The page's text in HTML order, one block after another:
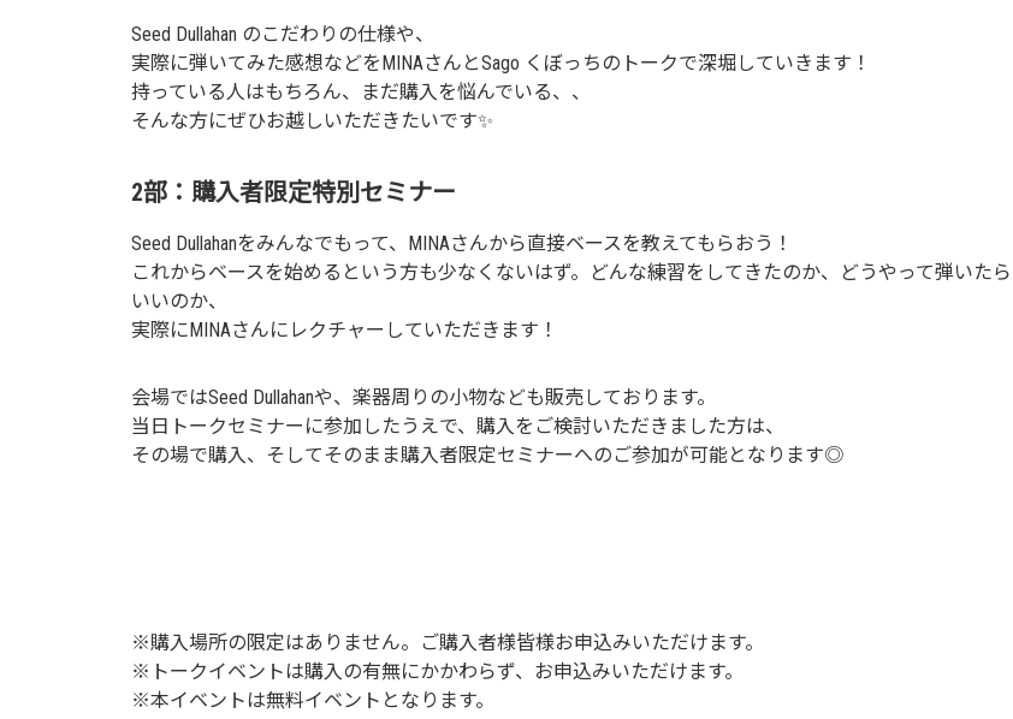
Seed Dullahan のこだわりの仕様や、
実際に弾いてみた感想などをMINAさんとSago くぼっちのトークで深堀していきます！
持っている人はもちろん、まだ購入を悩んでいる、、
そんな方にぜひお越しいただきたいです✨
2部：購入者限定特別セミナー
Seed Dullahanをみんなでもって、MINAさんから直接ベースを教えてもらおう！
これからベースを始めるという方も少なくないはず。どんな練習をしてきたのか、どうやって弾いたら
いいのか、
実際にMINAさんにレクチャーしていただきます！
会場ではSeed Dullahanや、楽器周りの小物なども販売しております。
当日トークセミナーに参加したうえで、購入をご検討いただきました方は、
その場で購入、そしてそのまま購入者限定セミナーへのご参加が可能となります◎
※購入場所の限定はありません。ご購入者様皆様お申込みいただけます。
※トークイベントは購入の有無にかかわらず、お申込みいただけます。
※本イベントは無料イベントとなります。